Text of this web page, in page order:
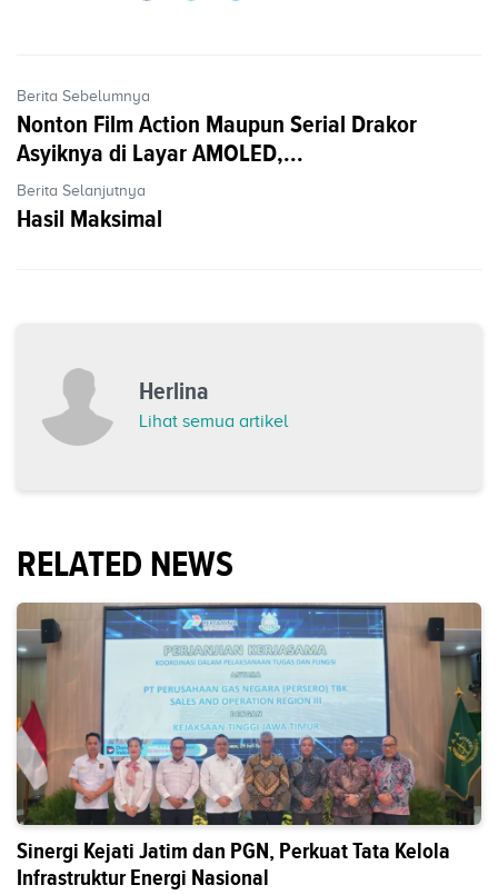
Berita Sebelumnya
Nonton Film Action Maupun Serial Drakor
Asyiknya di Layar AMOLED,...
Berita Selanjutnya
Hasil Maksimal
Herlina
Lihat semua artikel
RELATED NEWS
Sinergi Kejati Jatim dan PGN, Perkuat Tata Kelola
Infrastruktur Energi Nasional